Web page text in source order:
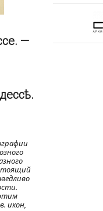
—
икон,